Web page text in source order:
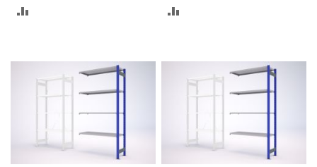
POROVNÁNÍ
POROVNÁNÍ